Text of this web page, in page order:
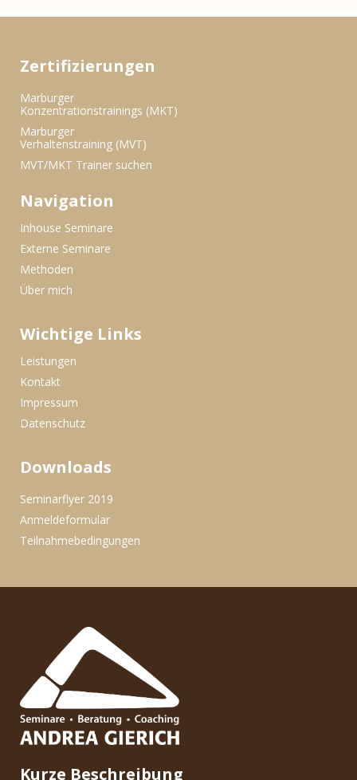
Zertifizierungen
Marburger
Konzentrationstrainings (MKT)
Marburger
Verhaltenstraining (MVT)
MVT/MKT Trainer suchen
Navigation
Inhouse Seminare
Externe Seminare
Methoden
Über mich
Wichtige Links
Leistungen
Kontakt
Impressum
Datenschutz
Downloads
Seminarflyer 2019
Anmeldeformular
Teilnahmebedingungen
Kurze Beschreibung